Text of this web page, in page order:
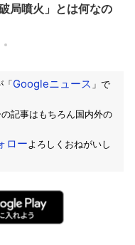
局噴火」とは何なの
「Googleニュース 」で
記事はもちろん国内外の
ローよろしくおねがいし